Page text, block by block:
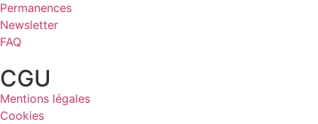
Permanences
Newsletter
FAQ
CGU
Mentions légales
Cookies